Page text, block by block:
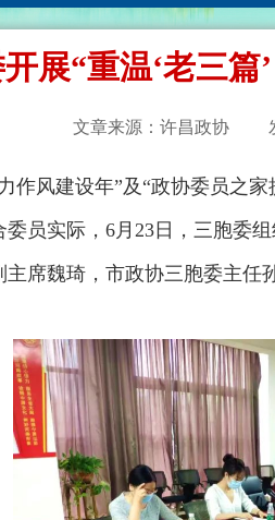
展“重温‘老三
文章来源：许昌政协
作风建设年”及“政协委员之
员实际，6月23日，三胞委
席魏琦，市政协三胞委主任